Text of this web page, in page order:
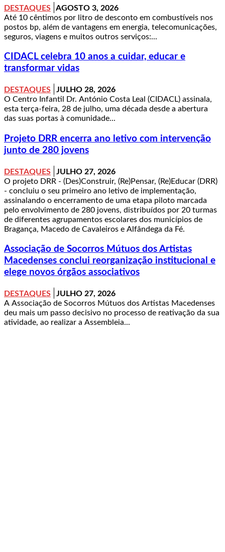
DESTAQUES
AGOSTO 3, 2026
Até 10 cêntimos por litro de desconto em combustíveis nos
postos bp, além de vantagens em energia, telecomunicações,
seguros, viagens e muitos outros serviços:...
CIDACL celebra 10 anos a cuidar, educar e
transformar vidas
DESTAQUES
JULHO 28, 2026
O Centro Infantil Dr. António Costa Leal (CIDACL) assinala,
esta terça-feira, 28 de julho, uma década desde a abertura
das suas portas à comunidade...
Projeto DRR encerra ano letivo com intervenção
junto de 280 jovens
DESTAQUES
JULHO 27, 2026
O projeto DRR - (Des)Construir, (Re)Pensar, (Re)Educar (DRR)
- concluiu o seu primeiro ano letivo de implementação,
assinalando o encerramento de uma etapa piloto marcada
pelo envolvimento de 280 jovens, distribuídos por 20 turmas
de diferentes agrupamentos escolares dos municípios de
Bragança, Macedo de Cavaleiros e Alfândega da Fé.
Associação de Socorros Mútuos dos Artistas
Macedenses conclui reorganização institucional e
elege novos órgãos associativos
DESTAQUES
JULHO 27, 2026
A Associação de Socorros Mútuos dos Artistas Macedenses
deu mais um passo decisivo no processo de reativação da sua
atividade, ao realizar a Assembleia...